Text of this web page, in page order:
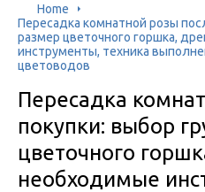
Home
Пересадка комнатной розы
размер цветочного горшка,
инструменты, техника
цветоводов
Пересадка
покупки: выбор
цветочного
необходимые